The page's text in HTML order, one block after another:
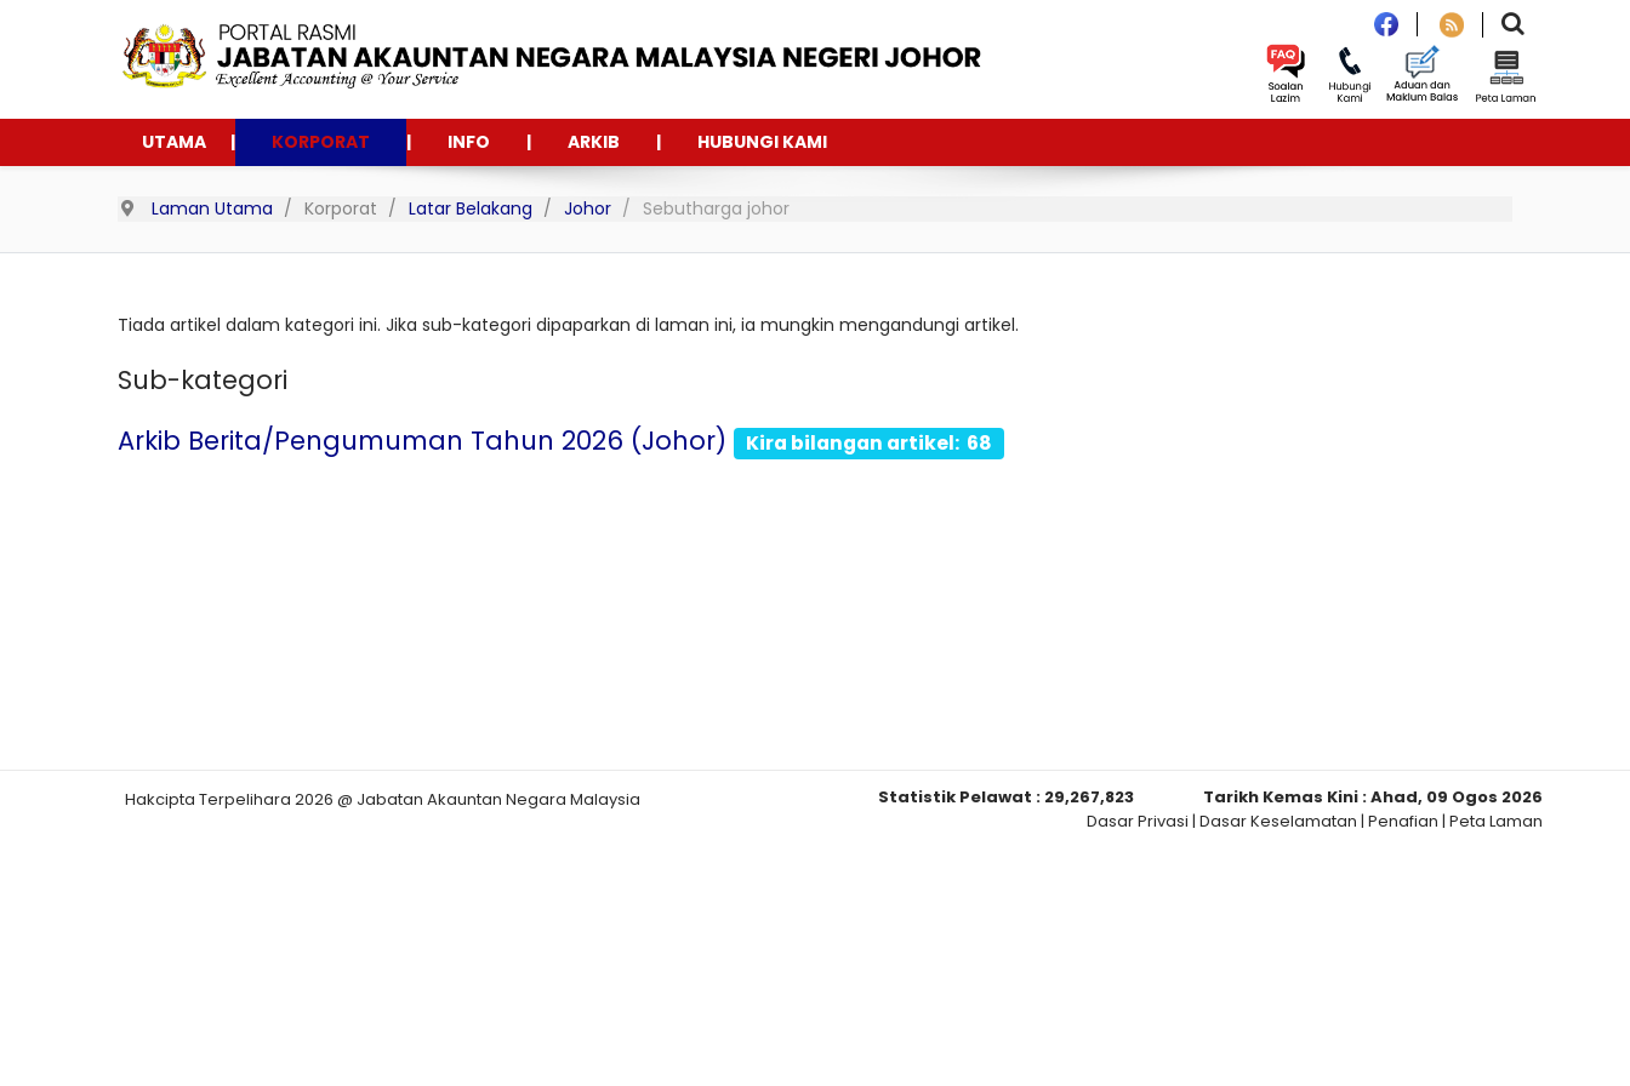
UTAMA KORPORAT INFO ARKIB HUBUNGI KAMI
Laman Utama Korporat Latar Belakang Johor Sebutharga johor
Tiada artikel dalam kategori ini. Jika sub-kategori dipaparkan di laman ini, ia mungkin mengandungi artikel.
Sub-kategori
Arkib Berita/Pengumuman Tahun 2026 (Johor)
Kira bilangan artikel: 68
Hakcipta Terpelihara 2026 @ Jabatan Akauntan Negara Malaysia Statistik Pelawat : 29,267,823 Tarikh Kemas Kini :Ahad, 09 Ogos 2026
Dasar Privasi | Dasar Keselamatan | Penafian | Peta Laman